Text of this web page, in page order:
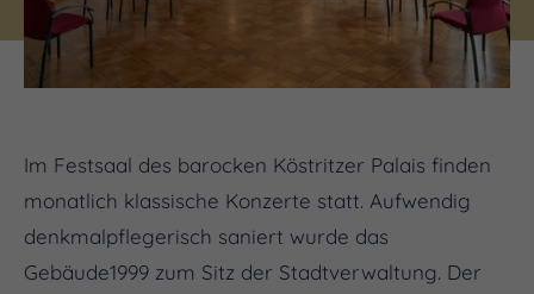
Im Festsaal des barocken Köstritzer Palais finden
monatlich klassische Konzerte statt. Aufwendig
denkmalpflegerisch saniert wurde das
Gebäude1999 zum Sitz der Stadtverwaltung. Der